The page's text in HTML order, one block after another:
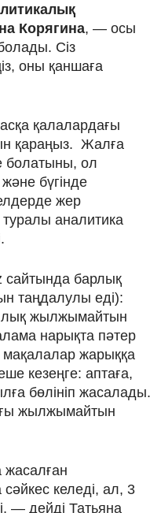
Корягина, — осы
Сіз
оны қаншаға
қалалардағы
қараңыз. Жалға
болатыны, ол
бүгінде
жер
аналитика
сайтында барлық
таңдалулы еді):
жылжымайтын
нарықта пәтер
мақалалар жарыққа
кезеңге: аптаға,
бөлініп жасалады.
жылжымайтын
жасалған
келеді, ал, 3
— дейді Татьяна